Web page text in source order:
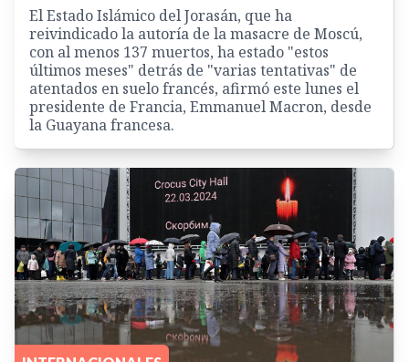
El Estado Islámico del Jorasán, que ha
reivindicado la autoría de la masacre de Moscú,
con al menos 137 muertos, ha estado "estos
últimos meses" detrás de "varias tentativas" de
atentados en suelo francés, afirmó este lunes el
presidente de Francia, Emmanuel Macron, desde
la Guayana francesa.